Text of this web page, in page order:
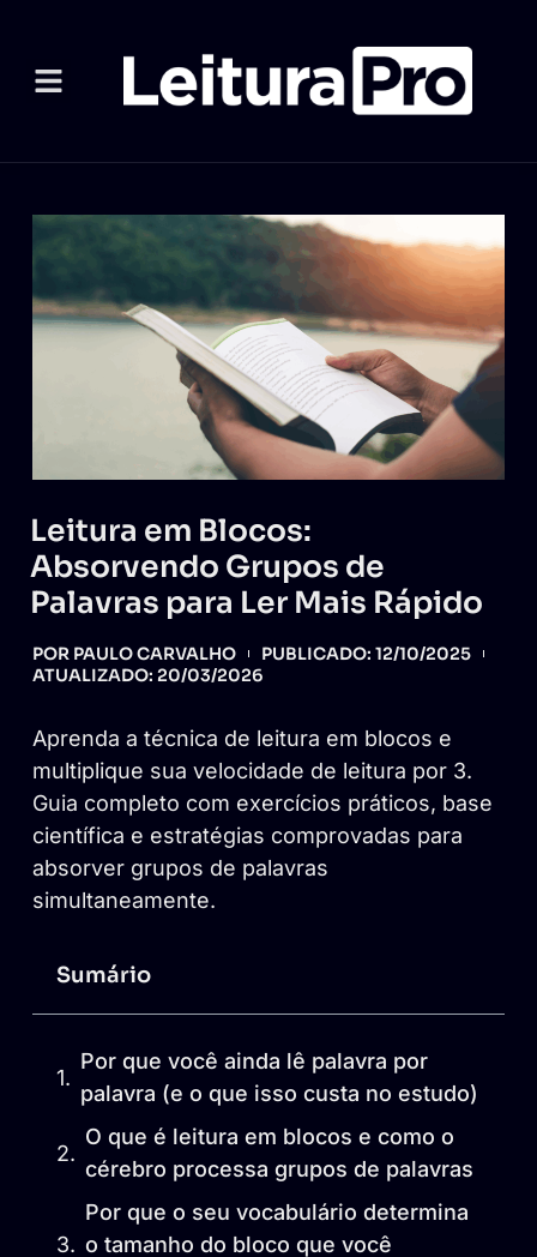
Leitura em Blocos:
Absorvendo Grupos de
Palavras para Ler Mais Rápido
POR PAULO CARVALHO PUBLICADO: 12/10/2025
ATUALIZADO: 20/03/2026
Aprenda a técnica de leitura em blocos e
multiplique sua velocidade de leitura por 3.
Guia completo com exercícios práticos, base
científica e estratégias comprovadas para
absorver grupos de palavras
simultaneamente.
Sumário
Por que você ainda lê palavra por
palavra (e o que isso custa no estudo)
O que é leitura em blocos e como o
cérebro processa grupos de palavras
Por que o seu vocabulário determina
o tamanho do bloco que você